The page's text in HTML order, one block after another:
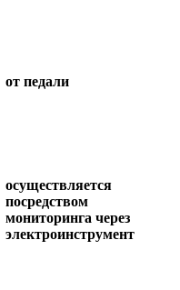
от педали
осуществляется
посредством
мониторинга через
электроинструмент